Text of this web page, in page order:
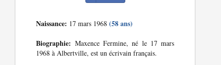
Naissance: 17 mars 1968(58 ans)
Biographie: Maxence Fermine, né le 17 mars
1968 à Albertville, est un écrivain français.